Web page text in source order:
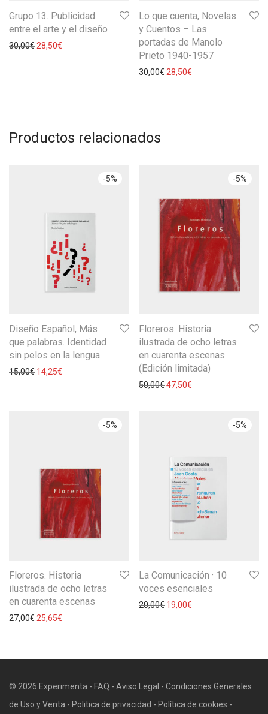
Grupo 13. Publicidad
entre el arte y el diseño
30,00€ 28,50€
Lo que cuenta, Novelas
y Cuentos – Las
portadas de Manolo
Prieto 1940-1957
30,00€ 28,50€
Productos relacionados
-5%
Diseño Español, Más
que palabras. Identidad
sin pelos en la lengua
15,00€ 14,25€
-5%
Floreros. Historia
ilustrada de ocho letras
en cuarenta escenas
(Edición limitada)
50,00€47,50€
-5%
Floreros. Historia
ilustrada de ocho letras
en cuarenta escenas
27,00€25,65€
-5%
La Comunicación · 10
voces esenciales
20,00€ 19,00€
© 2026 Experimenta - FAQ - Aviso Legal - Condiciones Generales
de Uso y Venta - Politica de privacidad - Política de cookies -